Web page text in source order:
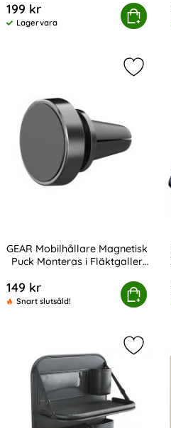
199 kr
Tillgänglighet:
Lagervara
Köp
PD USB-C / USB-ATech-
GEAR Mobilhållare Magnetisk
Puck Monteras i Fläktgaller
149 kr
Snart slutsåld!
Köp
Magnetisk Puck
ESR